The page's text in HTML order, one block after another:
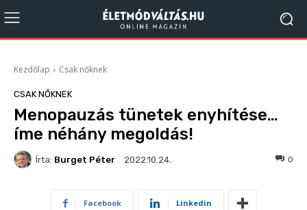
Kezdőlap Csak nőknek
CSAK NŐKNEK
Menopauzás tünetek enyhítése…
íme néhány megoldás!
Írta: Burget Péter 2022.10.24. 0
Facebook Linkedin